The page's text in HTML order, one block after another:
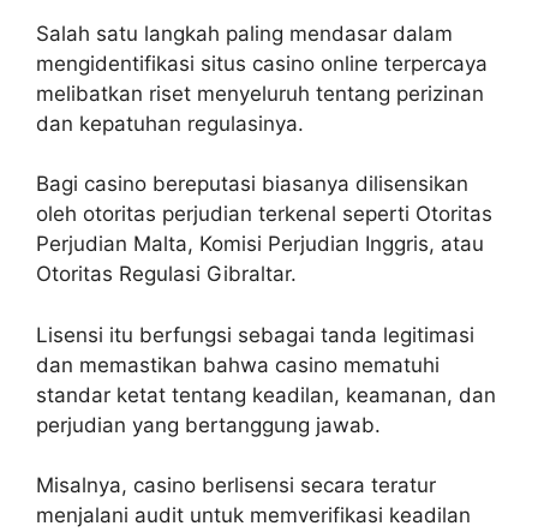
Salah satu langkah paling mendasar dalam
mengidentifikasi situs casino online terpercaya
melibatkan riset menyeluruh tentang perizinan
dan kepatuhan regulasinya.
Bagi casino bereputasi biasanya dilisensikan
oleh otoritas perjudian terkenal seperti Otoritas
Perjudian Malta, Komisi Perjudian Inggris, atau
Otoritas Regulasi Gibraltar.
Lisensi itu berfungsi sebagai tanda legitimasi
dan memastikan bahwa casino mematuhi
standar ketat tentang keadilan, keamanan, dan
perjudian yang bertanggung jawab.
Misalnya, casino berlisensi secara teratur
menjalani audit untuk memverifikasi keadilan